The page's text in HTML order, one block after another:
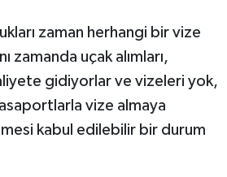
zaman herhangi bir vize
zamanda uçak alımları,
gidiyorlar ve vizeleri yok,
vize almaya
kabul edilebilir bir durum